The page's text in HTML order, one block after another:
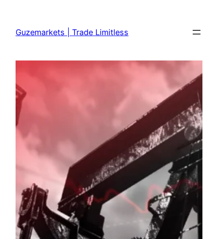
content
Guzemarkets | Trade Limitless